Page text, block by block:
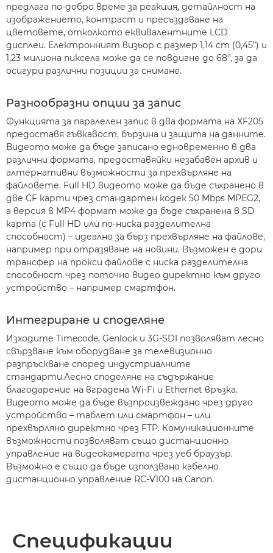
предлага по-добро време за реакция, детайлност на
изображението, контраст и пресъздаване на
цветовете, отколкото еквивалентните LCD
дисплеи. Електронният визьор с размер 1,14 cm (0,45”) и
1,23 милиона пиксела може да се повдигне до 68°, за да
осигури различни позиции за снимане.
Разнообразни опции за запис
Функцията за паралелен запис в два формата на XF205
предоставя гъвкавост, бързина и защита на данните.
Видеото може да бъде записано едновременно в два
различни формата, предоставяйки незабавен архив и
алтернативни възможности за прехвърляне на
файловете. Full HD видеото може да бъде съхранено в
две CF карти чрез стандартен кодек 50 Mbps MPEG2,
а версия в MP4 формат може да бъде съхранена в SD
карта (с Full HD или по-ниска разделителна
способност) – идеално за бърз прехвърляне на файлове,
например при отразяване на новини. Възможен е дори
трансфер на прокси файлове с ниска разделителна
способност чрез поточно видео директно към друго
устройство – например смартфон.
Интегриране и споделяне
Изходите Timecode, Genlock и 3G-SDI позволяват лесно
свързване към оборудване за телевизионно
разпръскване според индустриалните
стандарти.Лесно споделяне на съдържание
благодарение на вградена Wi-Fi и Ethernet връзка.
Видеото може да бъде възпроизвеждано чрез друго
устройство – таблет или смартфон – или
прехвърляно директно чрез FTP. Комуникационните
възможности позволяват също дистанционно
управление на видеокамерата чрез уеб браузър.
Възможно е също да бъде използвано кабелно
дистанционно управление RC-V100 на Canon.
Спецификации